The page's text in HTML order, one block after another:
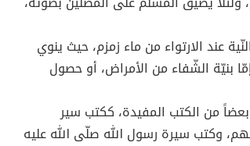
عند الارتواء من ماء زمزم، حيث ينوي
بنيّة الشّفاء من الأمراض، أو حصول
من الكتب المفيدة، ككتب سير
وكتب سيرة رسول الله صلّى الله عليه